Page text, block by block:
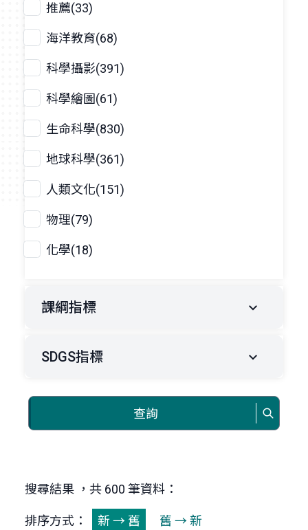
推薦(33)
海洋教育(68)
科學攝影(391)
科學繪圖(61)
生命科學(830)
地球科學(361)
人類文化(151)
物理(79)
化學(18)
課綱指標
SDGS指標
查詢
搜尋結果 ，共 600 筆資料：
排序方式： 新 → 舊 舊 → 新